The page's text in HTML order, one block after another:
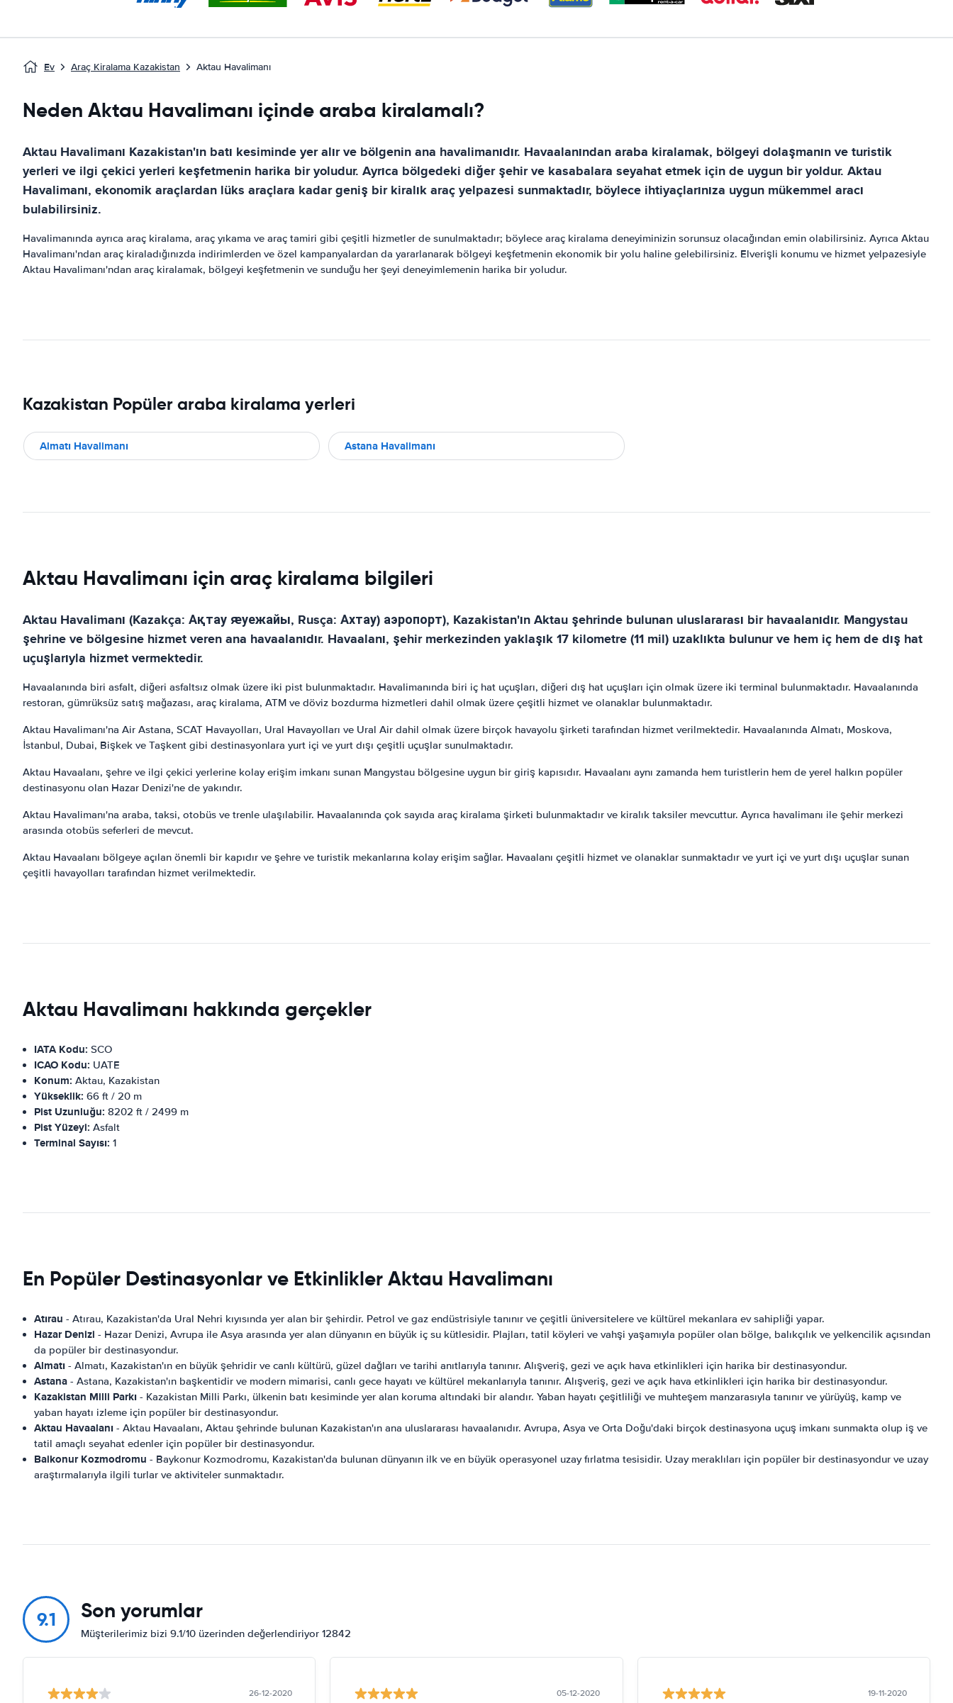
Ev Araç Kiralama Kazakistan Aktau Havalimanı
Neden Aktau Havalimanı içinde araba kiralamalı?
Aktau Havalimanı Kazakistan'ın batı kesiminde yer alır ve bölgenin ana havalimanıdır. Havaalanından araba kiralamak, bölgeyi dolaşmanın ve turistik
yerleri ve ilgi çekici yerleri keşfetmenin harika bir yoludur. Ayrıca bölgedeki diğer şehir ve kasabalara seyahat etmek için de uygun bir yoldur. Aktau
Havalimanı, ekonomik araçlardan lüks araçlara kadar geniş bir kiralık araç yelpazesi sunmaktadır, böylece ihtiyaçlarınıza uygun mükemmel aracı
bulabilirsiniz.
Havalimanında ayrıca araç kiralama, araç yıkama ve araç tamiri gibi çeşitli hizmetler de sunulmaktadır; böylece araç kiralama deneyiminizin sorunsuz olacağından emin olabilirsiniz. Ayrıca Aktau
Havalimanı'ndan araç kiraladığınızda indirimlerden ve özel kampanyalardan da yararlanarak bölgeyi keşfetmenin ekonomik bir yolu haline gelebilirsiniz. Elverişli konumu ve hizmet yelpazesiyle
Aktau Havalimanı'ndan araç kiralamak, bölgeyi keşfetmenin ve sunduğu her şeyi deneyimlemenin harika bir yoludur.
Kazakistan Popüler araba kiralama yerleri
Almatı Havalimanı Astana Havalimanı
Aktau Havalimanı için araç kiralama bilgileri
Aktau Havalimanı (Kazakça: Ақтау ԙуежайы, Rusça: Ахтау) аэропорт), Kazakistan'ın Aktau şehrinde bulunan uluslararası bir havaalanıdır. Mangystau
şehrine ve bölgesine hizmet veren ana havaalanıdır. Havaalanı, şehir merkezinden yaklaşık 17 kilometre (11 mil) uzaklıkta bulunur ve hem iç hem de dış hat
uçuşlarıyla hizmet vermektedir.
Havaalanında biri asfalt, diğeri asfaltsız olmak üzere iki pist bulunmaktadır. Havalimanında biri iç hat uçuşları, diğeri dış hat uçuşları için olmak üzere iki terminal bulunmaktadır. Havaalanında
restoran, gümrüksüz satış mağazası, araç kiralama, ATM ve döviz bozdurma hizmetleri dahil olmak üzere çeşitli hizmet ve olanaklar bulunmaktadır.
Aktau Havalimanı'na Air Astana, SCAT Havayolları, Ural Havayolları ve Ural Air dahil olmak üzere birçok havayolu şirketi tarafından hizmet verilmektedir. Havaalanında Almatı, Moskova,
İstanbul, Dubai, Bişkek ve Taşkent gibi destinasyonlara yurt içi ve yurt dışı çeşitli uçuşlar sunulmaktadır.
Aktau Havaalanı, şehre ve ilgi çekici yerlerine kolay erişim imkanı sunan Mangystau bölgesine uygun bir giriş kapısıdır. Havaalanı aynı zamanda hem turistlerin hem de yerel halkın popüler
destinasyonu olan Hazar Denizi'ne de yakındır.
Aktau Havalimanı'na araba, taksi, otobüs ve trenle ulaşılabilir. Havaalanında çok sayıda araç kiralama şirketi bulunmaktadır ve kiralık taksiler mevcuttur. Ayrıca havalimanı ile şehir merkezi
arasında otobüs seferleri de mevcut.
Aktau Havaalanı bölgeye açılan önemli bir kapıdır ve şehre ve turistik mekanlarına kolay erişim sağlar. Havaalanı çeşitli hizmet ve olanaklar sunmaktadır ve yurt içi ve yurt dışı uçuşlar sunan
çeşitli havayolları tarafından hizmet verilmektedir.
Aktau Havalimanı hakkında gerçekler
IATA Kodu: SCO
ICAO Kodu: UATE
Konum: Aktau, Kazakistan
Yükseklik: 66 ft / 20 m
Pist Uzunluğu: 8202 ft / 2499 m
Pist Yüzeyi: Asfalt
Terminal Sayısı: 1
En Popüler Destinasyonlar ve Etkinlikler Aktau Havalimanı
Atırau - Atırau, Kazakistan'da Ural Nehri kıyısında yer alan bir şehirdir. Petrol ve gaz endüstrisiyle tanınır ve çeşitli üniversitelere ve kültürel mekanlara ev sahipliği yapar.
Hazar Denizi - Hazar Denizi, Avrupa ile Asya arasında yer alan dünyanın en büyük iç su kütlesidir. Plajları, tatil köyleri ve vahşi yaşamıyla popüler olan bölge, balıkçılık ve yelkencilik açısından
da popüler bir destinasyondur.
Almatı - Almatı, Kazakistan'ın en büyük şehridir ve canlı kültürü, güzel dağları ve tarihi anıtlarıyla tanınır. Alışveriş, gezi ve açık hava etkinlikleri için harika bir destinasyondur.
Astana - Astana, Kazakistan'ın başkentidir ve modern mimarisi, canlı gece hayatı ve kültürel mekanlarıyla tanınır. Alışveriş, gezi ve açık hava etkinlikleri için harika bir destinasyondur.
Kazakistan Milli Parkı - Kazakistan Milli Parkı, ülkenin batı kesiminde yer alan koruma altındaki bir alandır. Yaban hayatı çeşitliliği ve muhteşem manzarasıyla tanınır ve yürüyüş, kamp ve
yaban hayatı izleme için popüler bir destinasyondur.
Aktau Havaalanı - Aktau Havaalanı, Aktau şehrinde bulunan Kazakistan'ın ana uluslararası havaalanıdır. Avrupa, Asya ve Orta Doğu'daki birçok destinasyona uçuş imkanı sunmakta olup iş ve
tatil amaçlı seyahat edenler için popüler bir destinasyondur.
Baikonur Kozmodromu - Baykonur Kozmodromu, Kazakistan'da bulunan dünyanın ilk ve en büyük operasyonel uzay fırlatma tesisidir. Uzay meraklıları için popüler bir destinasyondur ve uzay
araştırmalarıyla ilgili turlar ve aktiviteler sunmaktadır.
9.1 Son yorumlar
Müşterilerimiz bizi 9.1/10 üzerinden değerlendiriyor 12842
26-12-2020 05-12-2020 19-11-2020